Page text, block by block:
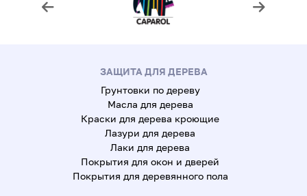
ЗАЩИТА ДЛЯ ДЕРЕВА
Грунтовки по дереву
Масла для дерева
Краски для дерева кроющие
Лазури для дерева
Лаки для дерева
Покрытия для окон и дверей
Покрытия для деревянного пола